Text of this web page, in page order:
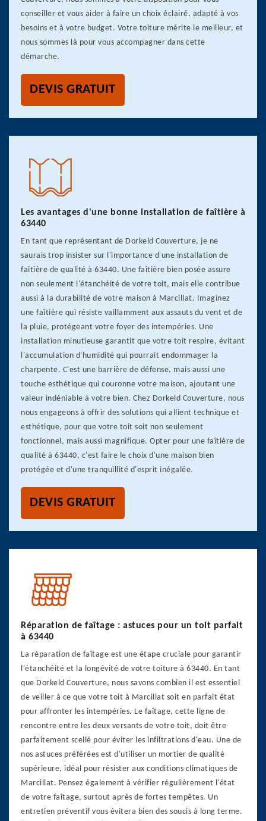
conseiller et vous aider à faire un choix éclairé, adapté à vos
besoins et à votre budget. Votre toiture mérite le meilleur, et
nous sommes là pour vous accompagner dans cette
démarche.
DEVIS GRATUIT
Les avantages d'une bonne installation de faîtière à
63440
En tant que représentant de Dorkeld Couverture, je ne
saurais trop insister sur l'importance d'une installation de
faîtière de qualité à 63440. Une faîtière bien posée assure
non seulement l'étanchéité de votre toit, mais elle contribue
aussi à la durabilité de votre maison à Marcillat. Imaginez
une faîtière qui résiste vaillamment aux assauts du vent et de
la pluie, protégeant votre foyer des intempéries. Une
installation minutieuse garantit que votre toit respire, évitant
l'accumulation d'humidité qui pourrait endommager la
charpente. C'est une barrière de défense, mais aussi une
touche esthétique qui couronne votre maison, ajoutant une
valeur indéniable à votre bien. Chez Dorkeld Couverture, nous
nous engageons à offrir des solutions qui allient technique et
esthétique, pour que votre toit soit non seulement
fonctionnel, mais aussi magnifique. Opter pour une faîtière de
qualité à 63440, c'est faire le choix d'une maison bien
protégée et d'une tranquillité d'esprit inégalée.
DEVIS GRATUIT
Réparation de faîtage : astuces pour un toit parfait
à 63440
La réparation de faîtage est une étape cruciale pour garantir
l'étanchéité et la longévité de votre toiture à 63440. En tant
que Dorkeld Couverture, nous savons combien il est essentiel
de veiller à ce que votre toit à Marcillat soit en parfait état
pour affronter les intempéries. Le faîtage, cette ligne de
rencontre entre les deux versants de votre toit, doit être
parfaitement scellé pour éviter les infiltrations d'eau. Une de
nos astuces préférées est d'utiliser un mortier de qualité
supérieure, idéal pour résister aux conditions climatiques de
Marcillat. Pensez également à vérifier régulièrement l'état
de votre faîtage, surtout après de fortes tempêtes. Un
entretien préventif vous évitera bien des soucis à long terme.